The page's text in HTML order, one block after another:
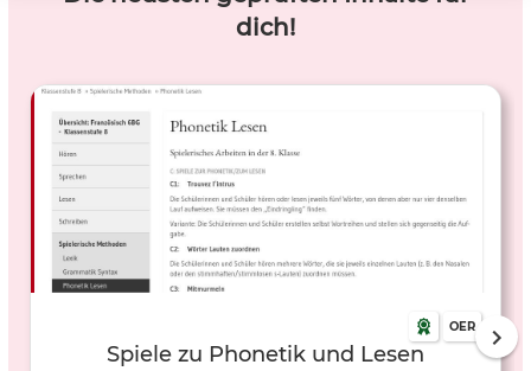
dich!
OER
Spiele zu Phonetik und Lesen